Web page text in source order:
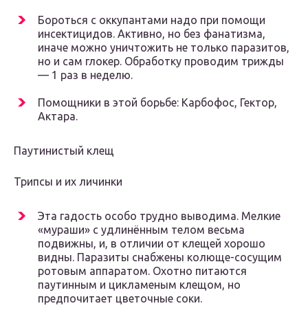
Бороться с оккупантами надо при помощи
инсектицидов. Активно, но без фанатизма,
иначе можно уничтожить не только паразитов,
но и сам глокер. Обработку проводим трижды
— 1 раз в неделю.
Помощники в этой борьбе: Карбофос, Гектор,
Актара.
Паутинистый клещ
Трипсы и их личинки
Эта гадость особо трудно выводима. Мелкие
«мураши» с удлинённым телом весьма
подвижны, и, в отличии от клещей хорошо
видны. Паразиты снабжены колюще-сосущим
ротовым аппаратом. Охотно питаются
паутинным и цикламеным клещом, но
предпочитает цветочные соки.